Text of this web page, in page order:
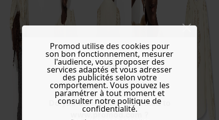
Do you want to be redirected to
www.promod.com ?
Promod utilise des cookies pour
son bon fonctionnement, mesurer
l'audience, vous proposer des
services adaptés et vous adresser
des publicités selon votre
comportement. Vous pouvez les
paramétrer à tout moment et
consulter notre politique de
confidentialité.